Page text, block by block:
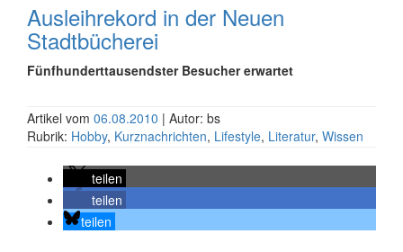
Ausleihrekord in der Neuen
Stadtbücherei
Fünfhunderttausendster Besucher erwartet
Artikel vom 06.08.2010 | Autor: bs
Rubrik: Hobby, Kurznachrichten, Lifestyle, Literatur, Wissen
teilen
teilen
teilen